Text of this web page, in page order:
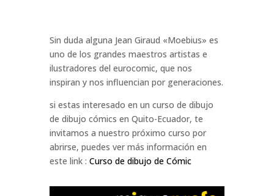
Sin duda alguna Jean Giraud «Moebius» es
uno de los grandes maestros artistas e
ilustradores del eurocomic, que nos
inspiran y nos influencian por generaciones.
si estas interesado en un curso de dibujo
de dibujo cómics en Quito-Ecuador, te
invitamos a nuestro próximo curso por
abrirse, puedes ver más información en
este link : Curso de dibujo de Cómic